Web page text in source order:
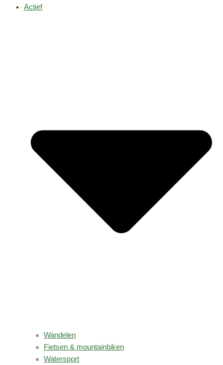
Actief
Wandelen
Fietsen & mountainbiken
Watersport